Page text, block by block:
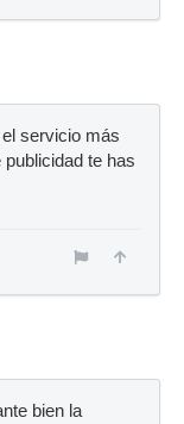
servicio más
te has
bien la